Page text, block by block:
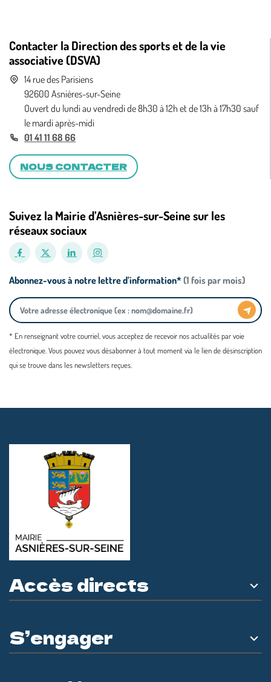
Contacter la Direction des sports et de la vie
associative (DSVA)
14 rue des Parisiens
92600 Asnières-sur-Seine
Ouvert du lundi au vendredi de 8h30 à 12h et de 13h à 17h30 sauf
le mardi après-midi
01 41 11 68 66
NOUS CONTACTER
Suivez la Mairie d’Asnières-sur-Seine sur les
réseaux sociaux
Abonnez-vous à notre lettre d’information* (1 fois par mois)
* En renseignant votre courriel, vous acceptez de recevoir nos actualités par voie
électronique. Vous pouvez vous désabonner à tout moment via le lien de désinscription
qui se trouve dans les newsletters reçues.
Accès directs
S’engager